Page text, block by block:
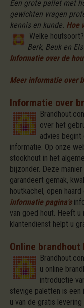
Een grote pallet met
gewichten vragen
kennis en kunde. Hoe
Welke houtsoort?
Berk, Beuk en
Informatie over de
Meer informatie over
Informatie over
over het
advies begint
informatie. Op onze
stookhout in het
bijzonder. Deze
garandeert gemak,
houtkachel, open
informatie pagina's
van goed hout. Heeft u
klantendienst helpt u
Online brandhout
u online
introductie
stevige paletten is een
u van de gratis